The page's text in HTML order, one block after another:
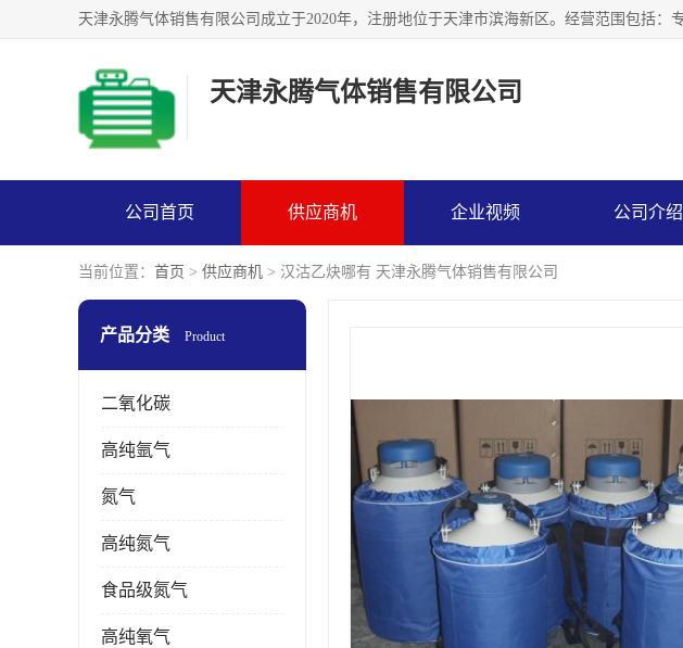
天津永腾气体销售有限公司
公司首页 供应商机 企业视频 公司介绍
当前位置： 首页 > 供应商机 > 汉沽乙炔哪有 天津永腾气体销售有限公司
产品分类 Product
二氧化碳
高纯氩气
氮气
高纯氮气
食品级氮气
高纯氧气